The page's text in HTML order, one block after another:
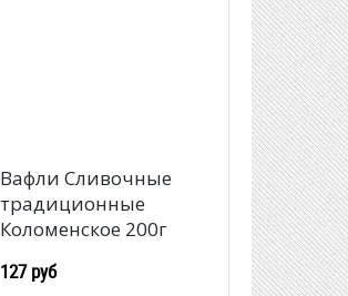
Вафли Сливочные
традиционные
Коломенское 200г
127 руб